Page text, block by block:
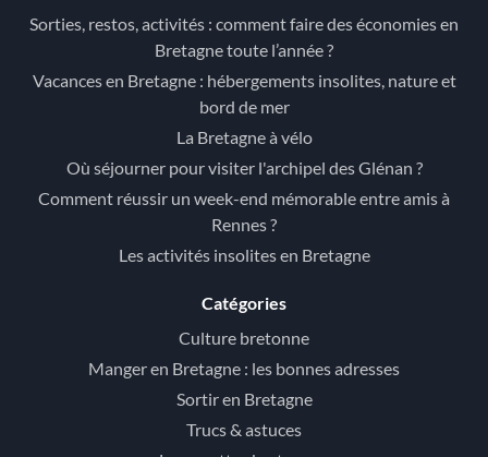
Sorties, restos, activités : comment faire des économies en
Bretagne toute l’année ?
Vacances en Bretagne : hébergements insolites, nature et
bord de mer
La Bretagne à vélo
Où séjourner pour visiter l'archipel des Glénan ?
Comment réussir un week-end mémorable entre amis à
Rennes ?
Les activités insolites en Bretagne
Catégories
Culture bretonne
Manger en Bretagne : les bonnes adresses
Sortir en Bretagne
Trucs & astuces